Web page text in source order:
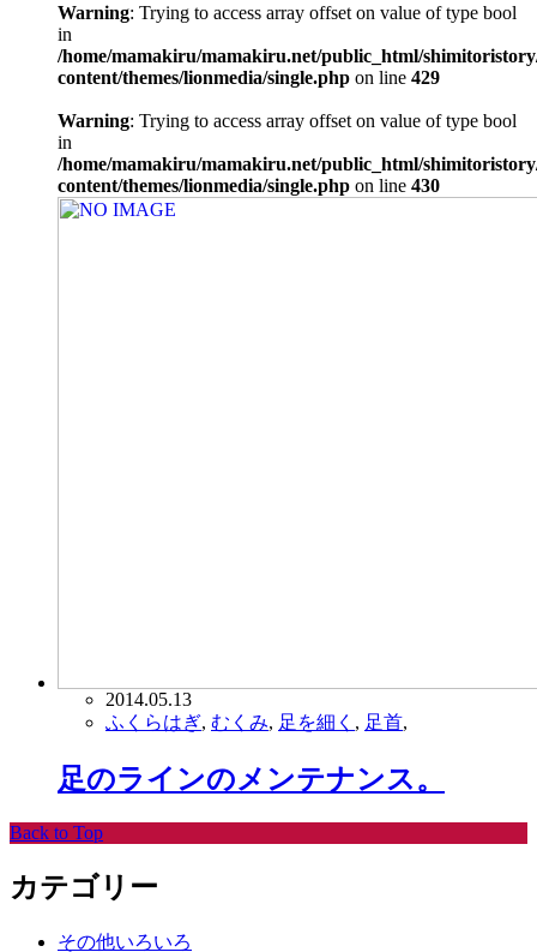
Warning: Trying to access array offset on value of type bool
in
/home/mamakiru/mamakiru.net/public_html/
content/themes/lionmedia/single.php on line 429
Warning: Trying to access array offset on value of type bool
in
/home/mamakiru/mamakiru.net/public_html/
content/themes/lionmedia/single.php on line 430
2014.05.13
ふくらはぎ, むくみ, 足を細く , 足首,
足のラインのメンテナンス。
Back to Top
カテゴリー
その他いろいろ